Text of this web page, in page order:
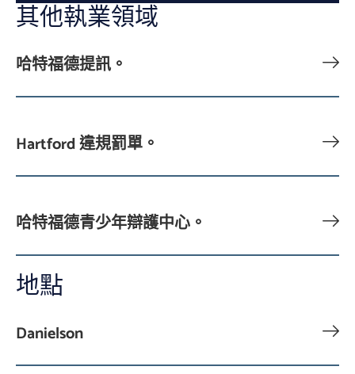
其他執業領域
哈特福德提訊。
Hartford 違規罰單。
哈特福德青少年辯護中心。
地點
Danielson